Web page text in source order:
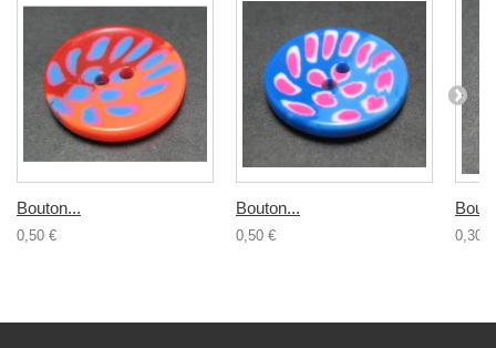
Bouton...
0,50 €
Bouton...
0,50 € 0,30 €